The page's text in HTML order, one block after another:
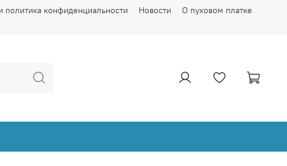
политика конфиденциальности Новости О пуховом платке